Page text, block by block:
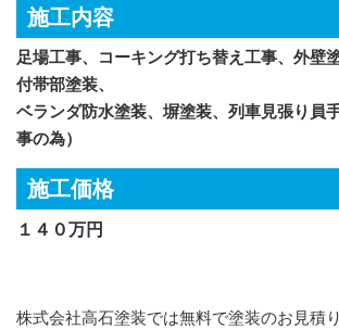
施工内容
足場工事、コーキング打ち替え工事、外壁
付帯部塗装、
ベランダ防水塗装、塀塗装、列車見張り員
事の為）
施工価格
１４０万円
株式会社高石塗装では無料で塗装のお見積